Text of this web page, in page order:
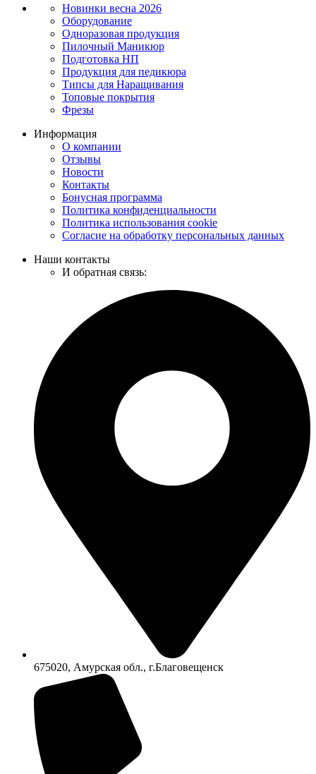
Новинки весна 2026
Оборудование
Одноразовая продукция
Пилочный Маникюр
Подготовка НП
Продукция для педикюра
Типсы для Наращивания
Топовые покрытия
Фрезы
Информация
О компании
Отзывы
Новости
Контакты
Бонусная программа
Политика конфиденциальности
Политика использования cookie
Согласие на обработку персональных данных
Наши контакты
И обратная связь:
675020, Амурская обл., г.Благовещенск